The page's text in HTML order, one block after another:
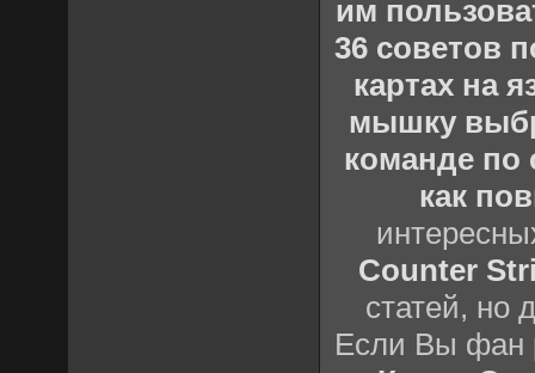
им
36 советов
картах на
мышку
команде по
как
Counter
статей, но
Если Вы фан